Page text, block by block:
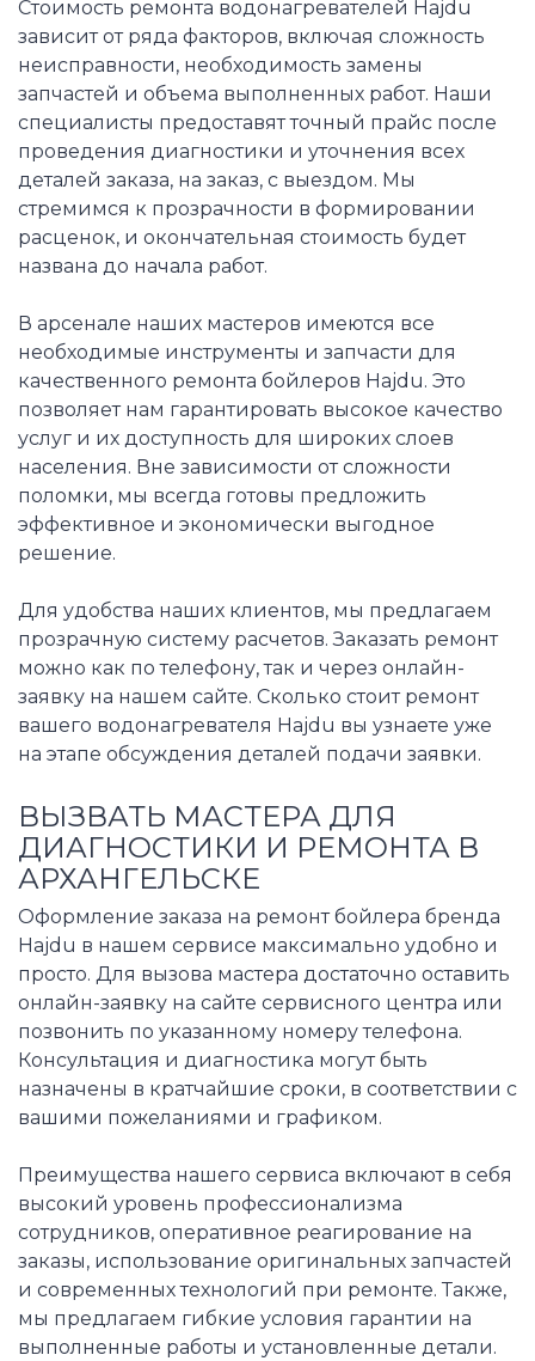
Стоимость ремонта водонагревателей Hajdu
зависит от ряда факторов, включая сложность
неисправности, необходимость замены
запчастей и объема выполненных работ. Наши
специалисты предоставят точный прайс после
проведения диагностики и уточнения всех
деталей заказа, на заказ, с выездом. Мы
стремимся к прозрачности в формировании
расценок, и окончательная стоимость будет
названа до начала работ.
В арсенале наших мастеров имеются все
необходимые инструменты и запчасти для
качественного ремонта бойлеров Hajdu. Это
позволяет нам гарантировать высокое качество
услуг и их доступность для широких слоев
населения. Вне зависимости от сложности
поломки, мы всегда готовы предложить
эффективное и экономически выгодное
решение.
Для удобства наших клиентов, мы предлагаем
прозрачную систему расчетов. Заказать ремонт
можно как по телефону, так и через онлайн-
заявку на нашем сайте. Сколько стоит ремонт
вашего водонагревателя Hajdu вы узнаете уже
на этапе обсуждения деталей подачи заявки.
ВЫЗВАТЬ МАСТЕРА ДЛЯ
ДИАГНОСТИКИ И РЕМОНТА В
АРХАНГЕЛЬСКЕ
Оформление заказа на ремонт бойлера бренда
Hajdu в нашем сервисе максимально удобно и
просто. Для вызова мастера достаточно оставить
онлайн-заявку на сайте сервисного центра или
позвонить по указанному номеру телефона.
Консультация и диагностика могут быть
назначены в кратчайшие сроки, в соответствии с
вашими пожеланиями и графиком.
Преимущества нашего сервиса включают в себя
высокий уровень профессионализма
сотрудников, оперативное реагирование на
заказы, использование оригинальных запчастей
и современных технологий при ремонте. Также,
мы предлагаем гибкие условия гарантии на
выполненные работы и установленные детали.